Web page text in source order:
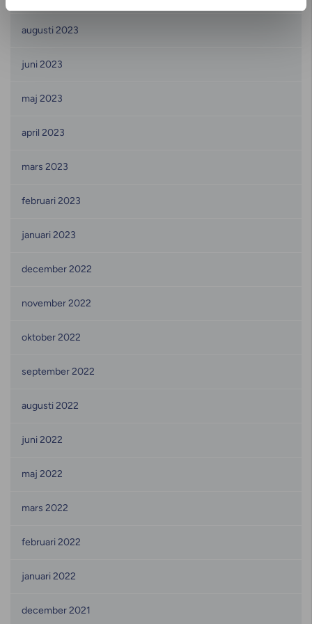
augusti 2023
juni 2023
maj 2023
april 2023
mars 2023
februari 2023
januari 2023
december 2022
november 2022
oktober 2022
september 2022
augusti 2022
juni 2022
maj 2022
mars 2022
februari 2022
januari 2022
december 2021